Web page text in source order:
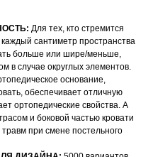
Для тех, кто стремится
сантиметр пространства
больше или шире/меньше,
в случае округлых элементов.
основание,
обеспечивает отличную
ортопедические свойства. А
и боковой частью кровати
при смене постельного